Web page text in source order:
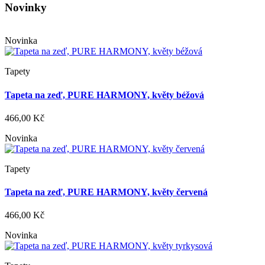
Novinky
Novinka
Tapety
Tapeta na zeď, PURE HARMONY, květy béžová
466,00 Kč
Novinka
Tapety
Tapeta na zeď, PURE HARMONY, květy červená
466,00 Kč
Novinka